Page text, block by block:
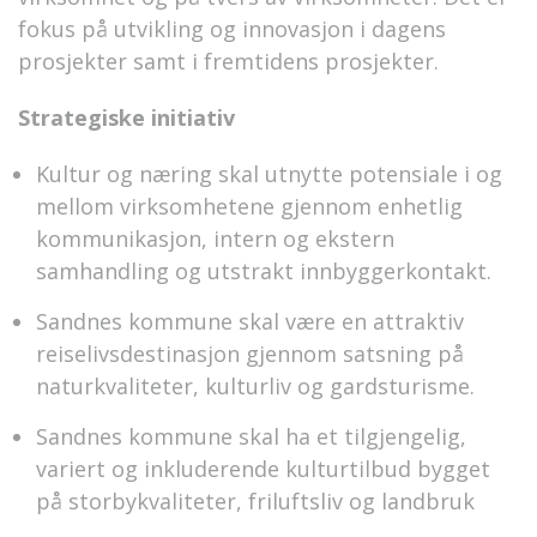
fokus på utvikling og innovasjon i dagens
prosjekter samt i fremtidens prosjekter.
Strategiske initiativ
Kultur og næring skal utnytte potensiale i og
mellom virksomhetene gjennom enhetlig
kommunikasjon, intern og ekstern
samhandling og utstrakt innbyggerkontakt.
Sandnes kommune skal være en attraktiv
reiselivsdestinasjon gjennom satsning på
naturkvaliteter, kulturliv og gardsturisme.
Sandnes kommune skal ha et tilgjengelig,
variert og inkluderende kulturtilbud bygget
på storbykvaliteter, friluftsliv og landbruk